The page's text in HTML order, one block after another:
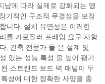
남에 따라 실제로 강화되는 영
기적인 구조적 무결성을 보장
니다. 설치 유연성은 이러한
를 가로질러 프레임 요구 사항
. 건축 전문가 들 은 설계 및
있는 성능 특성 을 높이 평가
스트랜드 보드 벽 패널이 두
성에 대한 정확한 사양을 충